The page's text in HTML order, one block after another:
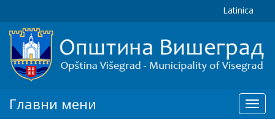
Latinica
мени
Главни мени